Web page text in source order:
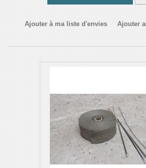
Ajouter à ma liste d'envies Ajouter